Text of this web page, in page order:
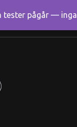
tester pågår —